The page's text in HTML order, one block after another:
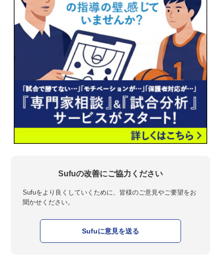
Sufuの改善にご協力ください
Sufuをより良くしていくために、皆様のご意見やご要望をお
聞かせください。
Sufuに意見を送る